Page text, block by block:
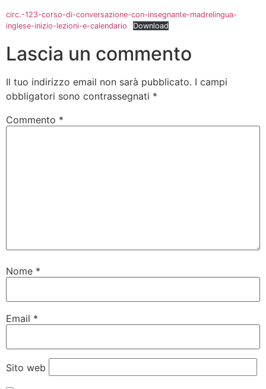
circ.-123-corso-di-conversazione-con-insegnante-madrelingua-
inglese-inizio-lezioni-e-calendario
Download
Lascia un commento
Il tuo indirizzo email non sarà pubblicato. I campi
obbligatori sono contrassegnati *
Commento *
Nome *
Email *
Sito web